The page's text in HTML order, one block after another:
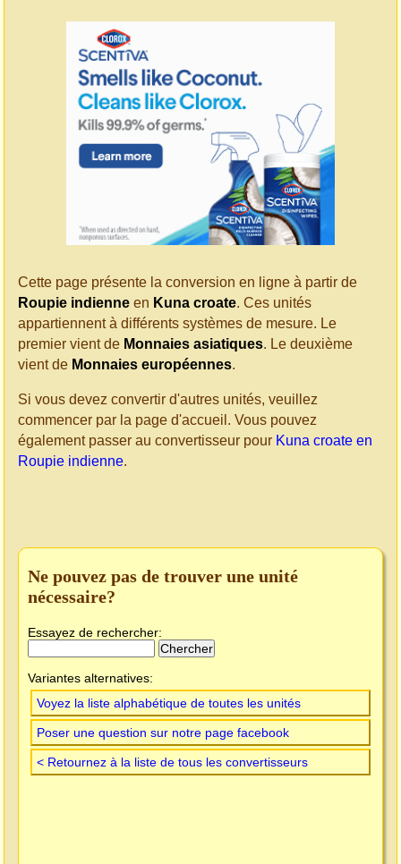
Cette page présente la conversion en ligne à partir de
Roupie indienne en Kuna croate. Ces unités
appartiennent à différents systèmes de mesure. Le
premier vient de Monnaies asiatiques. Le deuxième
vient de Monnaies européennes.
Si vous devez convertir d'autres unités, veuillez
commencer par la page d'accueil. Vous pouvez
également passer au convertisseur pour Kuna croate en
Roupie indienne.
Ne pouvez pas de trouver une unité
nécessaire?
Essayez de rechercher:
Variantes alternatives:
Voyez la liste alphabétique de toutes les unités
Poser une question sur notre page facebook
< Retournez à la liste de tous les convertisseurs